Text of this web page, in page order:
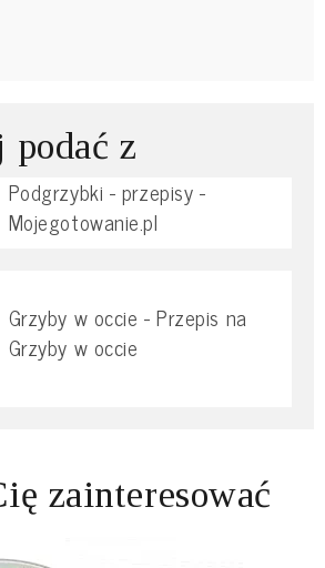
z
Podgrzybki - przepisy -
Mojegotowanie.pl
Grzyby w occie - Przepis na
Grzyby w occie
zainteresować